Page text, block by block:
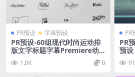
PR预设 字幕预设
PR预设-60组现代时尚运动排
版文字标题字幕Premiere动
画 1.0K 0
PR
PR
预设
91